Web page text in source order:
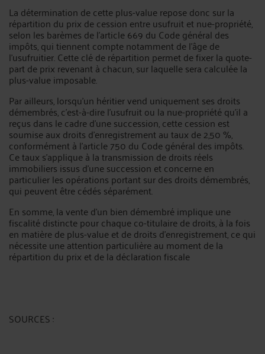
La détermination de cette plus-value repose donc sur la
répartition du prix de cession entre usufruit et nue-propriété,
selon les barèmes de l’article 669 du Code général des
impôts, qui tiennent compte notamment de l’âge de
l’usufruitier. Cette clé de répartition permet de fixer la quote-
part de prix revenant à chacun, sur laquelle sera calculée la
plus-value imposable.
Par ailleurs, lorsqu’un héritier vend uniquement ses droits
démembrés, c’est-à-dire l’usufruit ou la nue-propriété qu’il a
reçus dans le cadre d’une succession, cette cession est
soumise aux droits d’enregistrement au taux de 2,50 %,
conformément à l’article 750 du Code général des impôts.
Ce taux s’applique à la transmission de droits réels
immobiliers issus d’une succession et concerne en
particulier les opérations portant sur des droits démembrés,
qui peuvent être cédés séparément.
En somme, la vente d’un bien démembré implique une
fiscalité distincte pour chaque co-titulaire de droits, à la fois
en matière de plus-value et de droits d’enregistrement, ce qui
nécessite une attention particulière au moment de la
répartition du prix et de la déclaration fiscale
SOURCES :